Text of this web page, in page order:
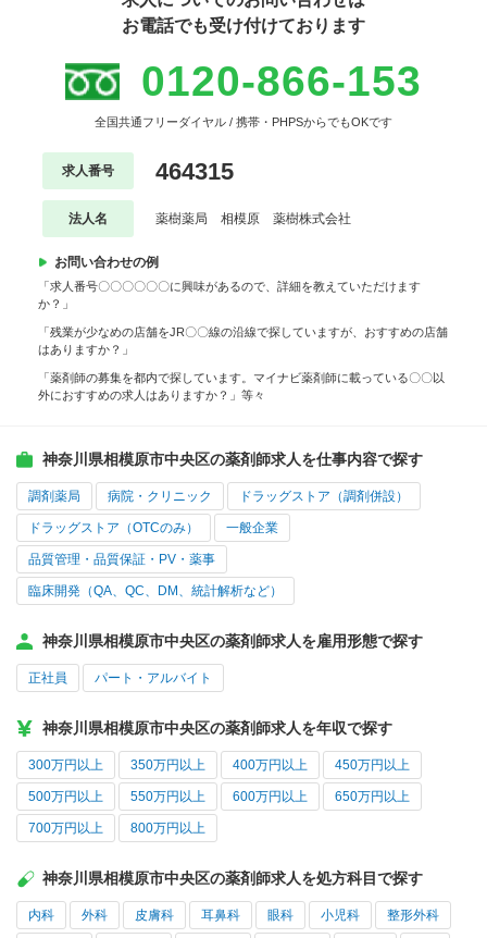
お電話でも受け付けております
0120-866-153
全国共通フリーダイヤル / 携帯・PHPSからでもOKです
求人番号 464315
法人名 薬樹薬局 相模原 薬樹株式会社
お問い合わせの例
「求人番号〇〇〇〇〇〇に興味があるので、詳細を教えていただけます
か？」
「残業が少なめの店舗をJR〇〇線の沿線で探していますが、おすすめの店舗
はありますか？」
「薬剤師の募集を都内で探しています。マイナビ薬剤師に載っている〇〇以
外におすすめの求人はありますか？」等々
神奈川県相模原市中央区の薬剤師求人を仕事内容で探す
調剤薬局 病院・クリニック ドラッグストア（調剤併設）
ドラッグストア（OTCのみ） 一般企業
品質管理・品質保証・PV・薬事
臨床開発（QA、QC、DM、統計解析など）
神奈川県相模原市中央区の薬剤師求人を雇用形態で探す
正社員 パート・アルバイト
神奈川県相模原市中央区の薬剤師求人を年収で探す
300万円以上 350万円以上 400万円以上 450万円以上
500万円以上 550万円以上 600万円以上 650万円以上
700万円以上 800万円以上
神奈川県相模原市中央区の薬剤師求人を処方科目で探す
内科 外科 皮膚科 耳鼻科 眼科 小児科 整形外科